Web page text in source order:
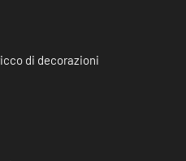
di decorazioni